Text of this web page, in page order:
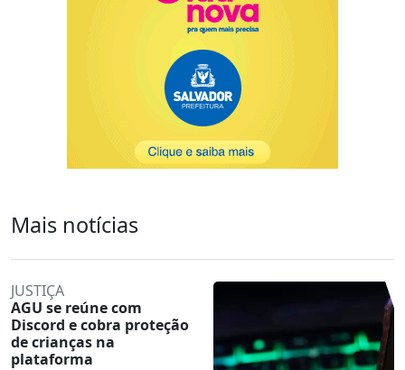
Mais notícias
JUSTIÇA
AGU se reúne com
Discord e cobra proteção
de crianças na
plataforma